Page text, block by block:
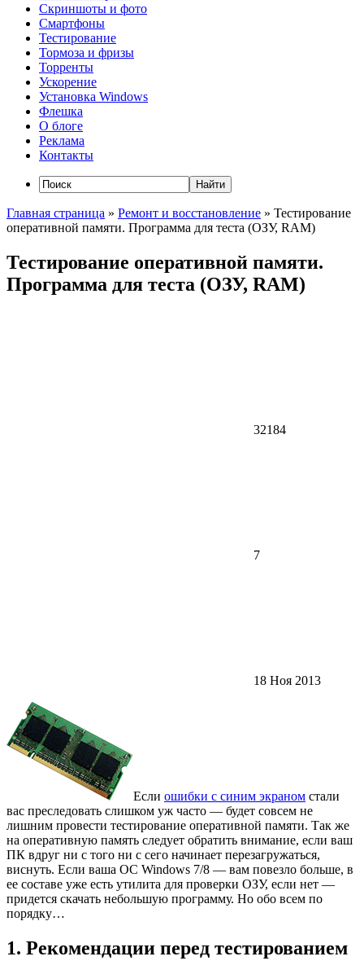
Скриншоты и фото
Смартфоны
Тестирование
Тормоза и фризы
Торренты
Ускорение
Установка Windows
Флешка
О блоге
Реклама
Контакты
Главная страница » Ремонт и восстановление » Тестирование
оперативной памяти. Программа для теста (ОЗУ, RAM)
Тестирование оперативной памяти.
Программа для теста (ОЗУ, RAM)
32184
7
18 Ноя 2013
Если ошибки с синим экраном стали
вас преследовать слишком уж часто — будет совсем не
лишним провести тестирование оперативной памяти. Так же
на оперативную память следует обратить внимание, если ваш
ПК вдруг ни с того ни с сего начинает перезагружаться,
виснуть. Если ваша ОС Windows 7/8 — вам повезло больше, в
ее составе уже есть утилита для проверки ОЗУ, если нет —
придется скачать небольшую программу. Но обо всем по
порядку…
1. Рекомендации перед тестированием